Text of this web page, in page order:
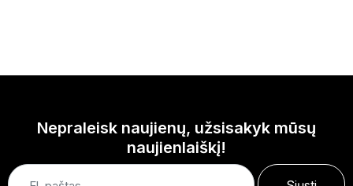
Nepraleisk naujienų, užsisakyk mūsų
naujienlaiškį!